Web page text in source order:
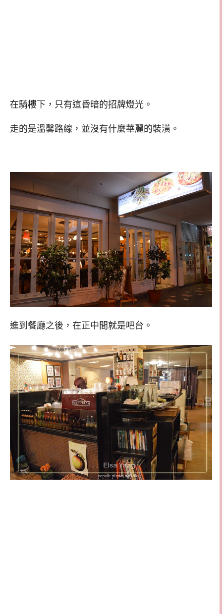
在騎樓下，只有這昏暗的招牌燈光。
走的是溫馨路線，並沒有什麼華麗的裝潢。
進到餐廳之後，在正中間就是吧台。